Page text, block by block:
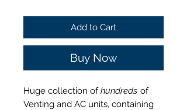
Add to Cart
Buy Now
Huge collection ofhundreds of
Venting and AC units, containing